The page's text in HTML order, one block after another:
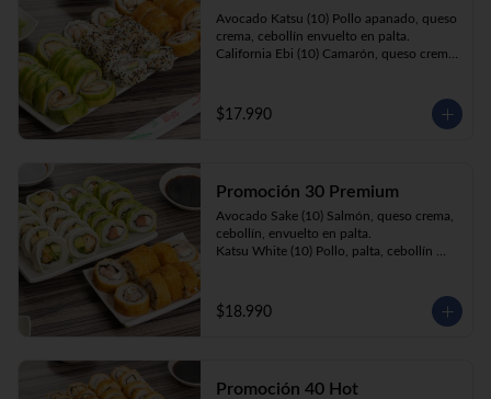
crema envuelto en panko.
Avocado Katsu (10) Pollo apanado, queso
crema, cebollín envuelto en palta.
California Ebi (10) Camarón, queso crema,
crema, cebollín, apanado en panko.
$17.990
Promoción 30 Premium
Avocado Sake (10) Salmón, queso crema,
cebollín, envuelto en palta.
Katsu White (10) Pollo, palta, cebollín
cebollín, apanado en panko.
$18.990
Promoción 40 Hot